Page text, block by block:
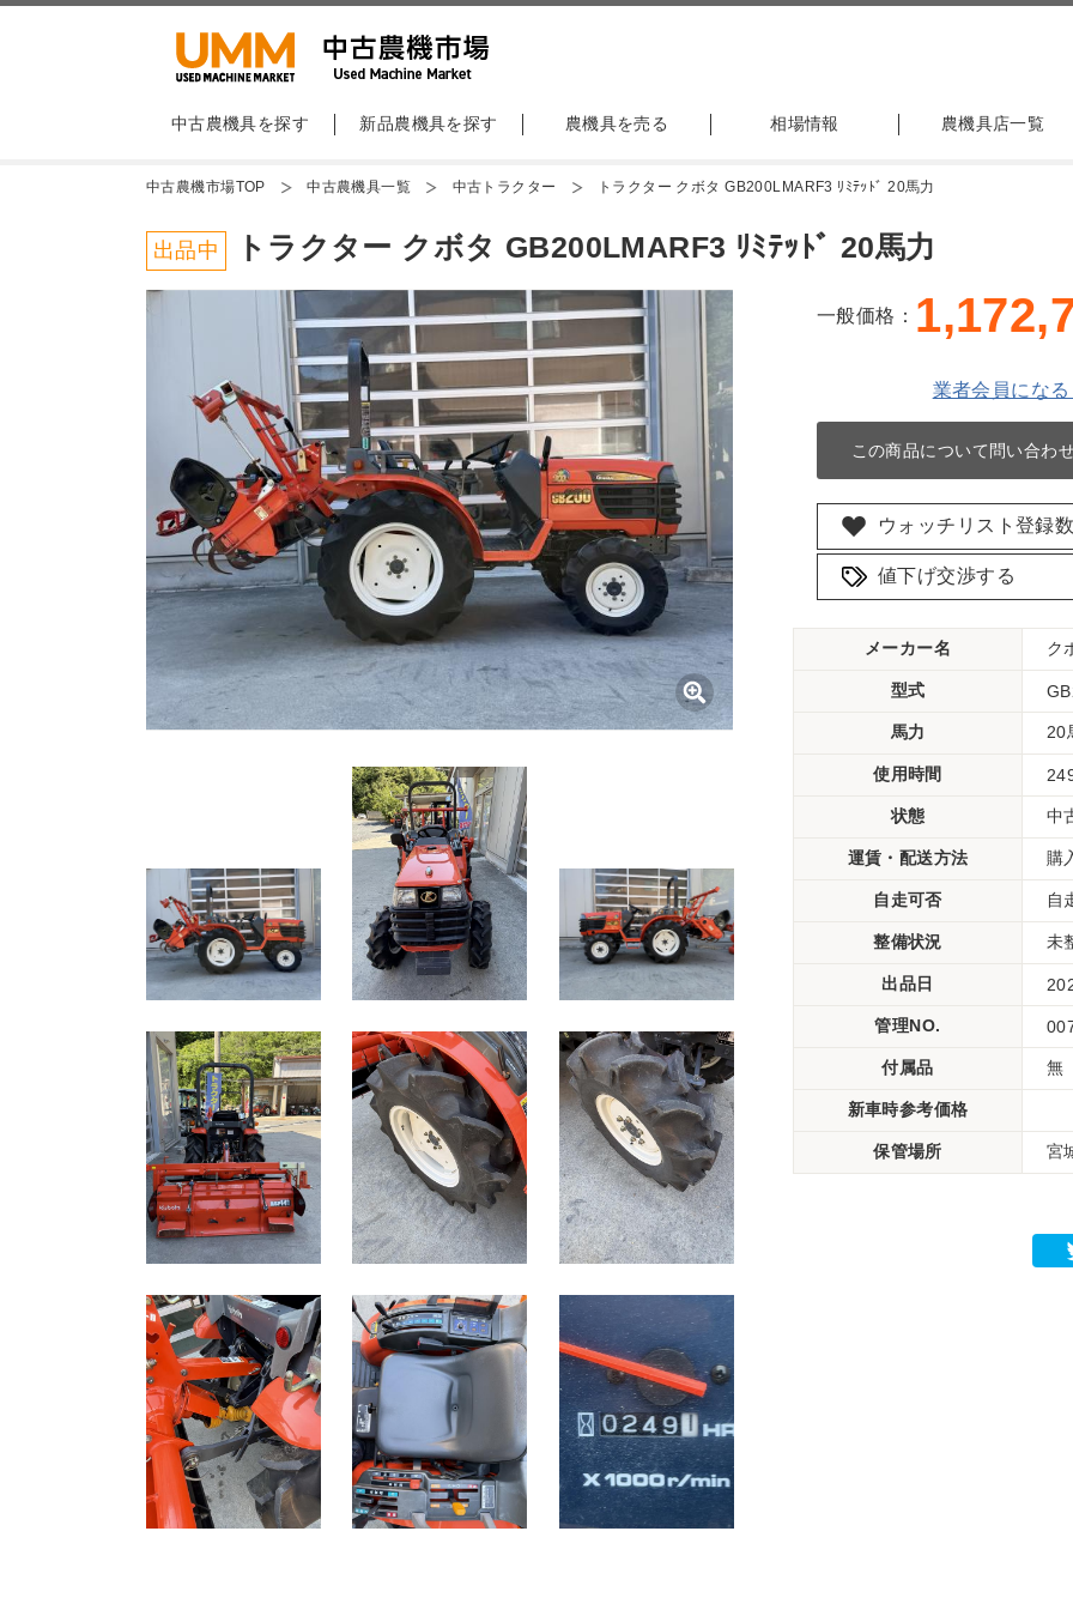
中古農機具を探す 新品農機具を探す 農機具を売る 相場情報 農機具店一覧
中古農機市場TOP 中古農機具一覧 中古トラクター トラクター クボタ GB200LMARF3 ﾘﾐﾃｯﾄﾞ 20馬力
出品中 トラクター クボタ GB200LMARF3 ﾘﾐﾃｯﾄﾞ 20馬力
一般価格：
業者会員にな
この商品について問い合わ
ウォッチリスト登録
値下げ交渉する
メーカー名 ク
型式
馬力 20
使用時間
状態 中
運賃・配送方法 購
自走可否 自
整備状況 未
出品日
管理NO.
付属品 無
新車時参考価格
保管場所 宮